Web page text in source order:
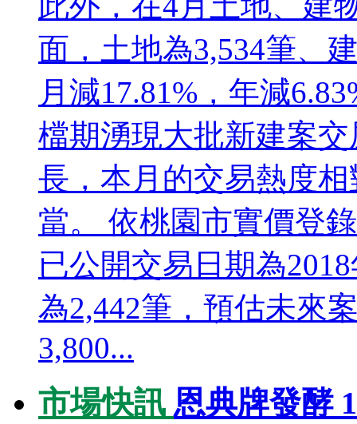
面，土地為3,534筆、
月減17.81%，年減
檔期湧現大批新建案
長，本月的交易熱度
當。 依桃園市實價登
已公開交易日期為
為2,442筆，預估未來
3,800...
市場快訊 恩典牌發酵